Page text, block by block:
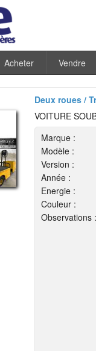
Acheter Vendre
Deux roues /
VOITURE
Marque :
Modèle :
Version :
Année :
Energie :
Couleur :
Observations :